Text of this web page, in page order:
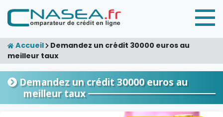
Accueil
Demandez un crédit 30000 euros au
meilleur taux
Demandez un crédit 30000 euros au
meilleur taux